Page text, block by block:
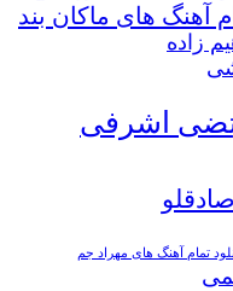
آهنگ های ماکان بند
زاده
اشرفی
تمام آهنگ های مهراد جم